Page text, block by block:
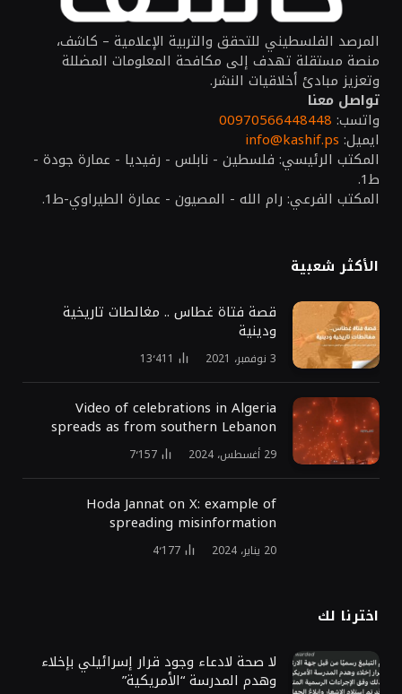
المرصد الفلسطيني للتحقق والتربية الإعلامية – كاشف،
منصة مستقلة تهدف إلى مكافحة المعلومات المضللة
وتعزيز مبادئ أخلاقيات النشر.
تواصل معنا
واتسب: 00970566448448
ايميل: info@kashif.ps
المكتب الرئيسي: فلسطين - نابلس - رفيديا - عمارة جودة -
ط1.
المكتب الفرعي: رام الله - المصيون - عمارة الطيراوي-ط1.
الأكثر شعبية
قصة فتاة غطاس .. مغالطات تاريخية
ودينية
3 نوفمبر، 2021 13٬411
Video of celebrations in Algeria
spreads as from southern Lebanon
29 أغسطس، 2024 7٬157
Hoda Jannat on X: example of
spreading misinformation
20 يناير، 2024 4٬177
اخترنا لك
لا صحة لادعاء وجود قرار إسرائيلي بإخلاء
وهدم المدرسة “الأمريكية”